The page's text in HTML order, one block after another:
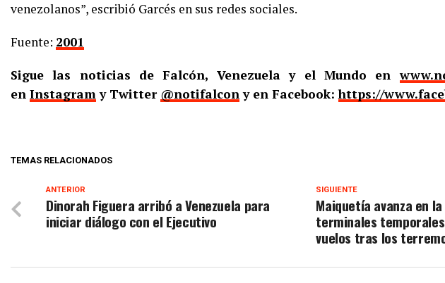
venezolanos”, escribió Garcés en sus redes sociales.
Fuente: 2001
Sigue las noticias de Falcón, Venezuela y el Mundo en
en Instagramy Twitter @notifalcony en Facebook:https://
TEMAS RELACIONADOS
SIGUIENTE
Maiquetía avanza en
terminales
vuelos tras los
ANTERIOR
Dinorah Figuera arribó a Venezuela para
iniciar diálogo con el Ejecutivo